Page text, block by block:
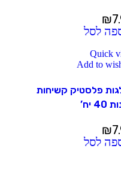
₪
לסל
Quick
Add to
פלסטיק קשיחות
יח’
₪
לסל